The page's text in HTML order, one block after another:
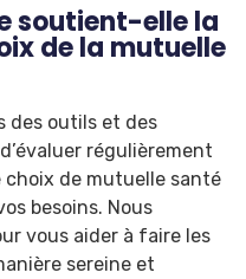
soutient-elle la
de la mutuelle
des outils et des
régulièrement
choix de mutuelle santé
besoins. Nous
vous aider à faire les
sereine et